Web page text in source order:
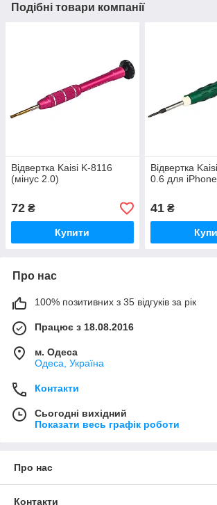
Подібні товари компанії
Відвертка Kaisi K-8116
(мінус 2.0)
72 ₴
Купити
Відвертка
0.6 для
41₴
Про нас
100% позитивних з 35 відгуків за рік
Працює з 18.08.2016
м. Одеса
Одеса, Україна
Контакти
Сьогодні вихідний
Показати весь графік роботи
Про нас
Контакти